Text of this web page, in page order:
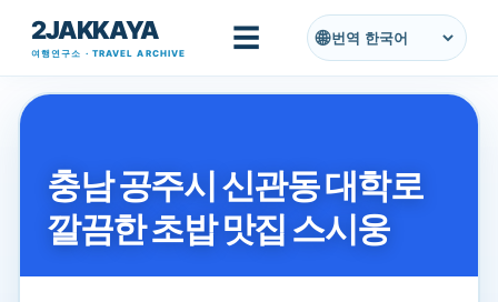
기본 콘텐츠로 건너뛰기
2JAKKAYA
여행연구소 · TRAVEL ARCHIVE ☰ 번역
충남 공주시 신관동 대학로
깔끔한 초밥 맛집 스시웅